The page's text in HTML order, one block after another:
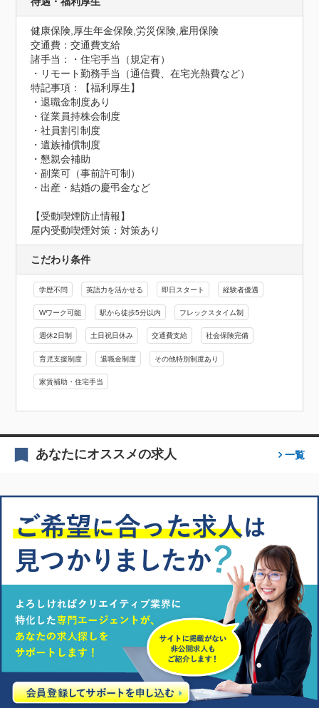
健康保険,厚生年金保険,労災保険,雇用保険
交通費：交通費支給
諸手当：・住宅手当（規定有）
・リモート勤務手当（通信費、在宅光熱費など）
特記事項：【福利厚生】
・退職金制度あり
・従業員持株会制度
・社員割引制度
・遺族補償制度
・懇親会補助
・副業可（事前許可制）
・出産・結婚の慶弔金など
【受動喫煙防止情報】
屋内受動喫煙対策：対策あり
こだわり条件
学歴不問 英語力を活かせる 即日スタート 経験者優遇
Wワーク可能 駅から徒歩5分以内 フレックスタイム制
週休2日制 土日祝日休み 交通費支給 社会保険完備
育児支援制度 退職金制度 その他特別制度あり
家賃補助・住宅手当
あなたにオススメの求人 一覧